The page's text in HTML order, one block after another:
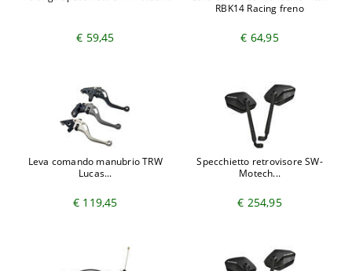
€ 59,45
RBK14 Racing freno
€ 64,95
Leva comando manubrio TRW
Lucas...
€ 119,45
Specchietto retrovisore SW-
Motech...
€ 254,95